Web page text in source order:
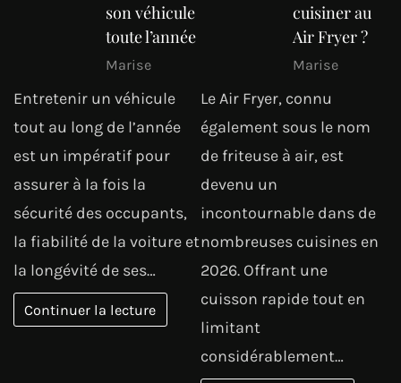
son véhicule
toute l’année
Marise
Entretenir un véhicule
tout au long de l’année
est un impératif pour
assurer à la fois la
sécurité des occupants,
la fiabilité de la voiture et
la longévité de ses…
Continuer la lecture
cuisiner au
Air Fryer ?
Marise
Le Air Fryer, connu
également sous le nom
de friteuse à air, est
devenu un
incontournable dans de
nombreuses cuisines en
2026. Offrant une
cuisson rapide tout en
limitant
considérablement…